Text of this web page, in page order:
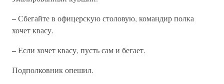
– Сбегайте в офицерскую столовую, командир полка
хочет квасу.
– Если хочет квасу, пусть сам и бегает.
Подполковник опешил.